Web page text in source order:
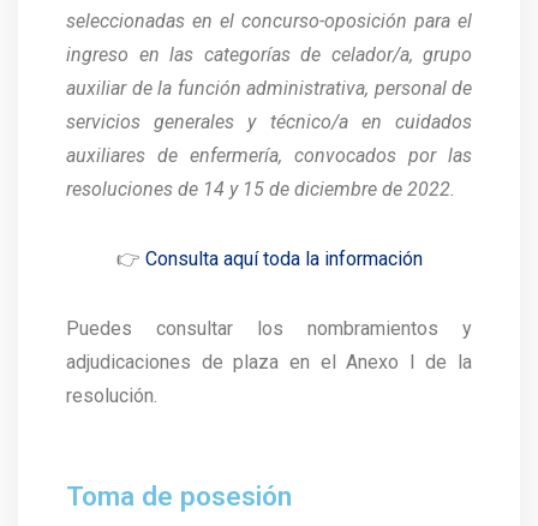
seleccionadas en el concurso-oposición para el
ingreso en las categorías de celador/a, grupo
auxiliar de la función administrativa, personal de
servicios generales y técnico/a en cuidados
auxiliares de enfermería, convocados por las
resoluciones de 14 y 15 de diciembre de 2022.
👉 Consulta aquí toda la información
Puedes consultar los nombramientos y
adjudicaciones de plaza en el Anexo I de la
resolución.
Toma de posesión